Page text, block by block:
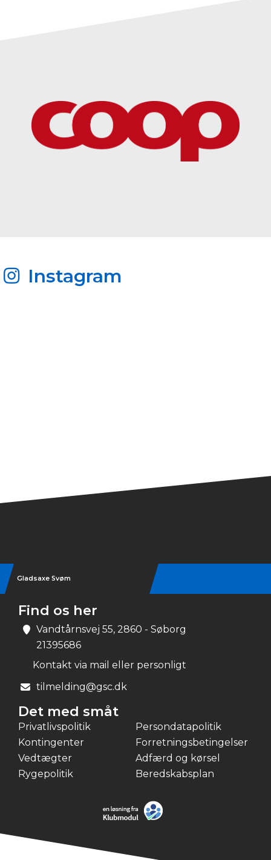
Instagram
Gladsaxe Svøm
Find os her
Vandtårnsvej 55, 2860 - Søborg
21395686
Kontakt via mail eller personligt
tilmelding@gsc.dk
Det med småt
Privatlivspolitik
Persondatapolitik
Kontingenter
Forretningsbetingelser
Vedtægter
Adfærd og kørsel
Rygepolitik
Beredskabsplan